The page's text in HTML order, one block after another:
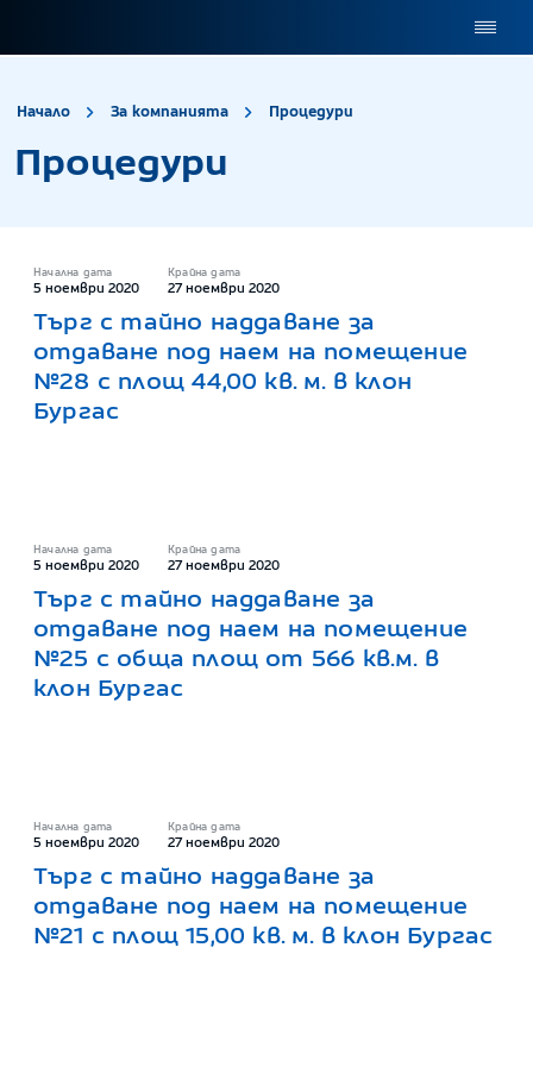
Начало За компанията Процедури
Процедури
Начална дата
5 ноември 2020
Крайна дата
27 ноември 2020
Търг с тайно наддаване за
отдаване под наем на помещение
№28 с площ 44,00 кв. м. в клон
Бургас
Начална дата
5 ноември 2020
Крайна дата
27 ноември 2020
Търг с тайно наддаване за
отдаване под наем на помещениe
№25 с обща площ от 566 кв.м. в
клон Бургас
Начална дата
5 ноември 2020
Крайна дата
27 ноември 2020
Търг с тайно наддаване за
отдаване под наем на помещение
№21 с площ 15,00 кв. м. в клон Бургас